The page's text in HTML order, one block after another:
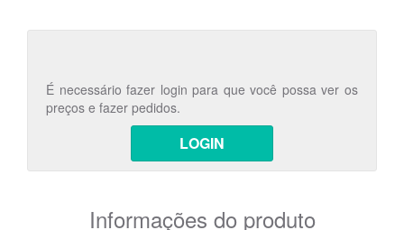
É necessário fazer login para que você possa ver os
preços e fazer pedidos.
LOGIN
Informações do produto